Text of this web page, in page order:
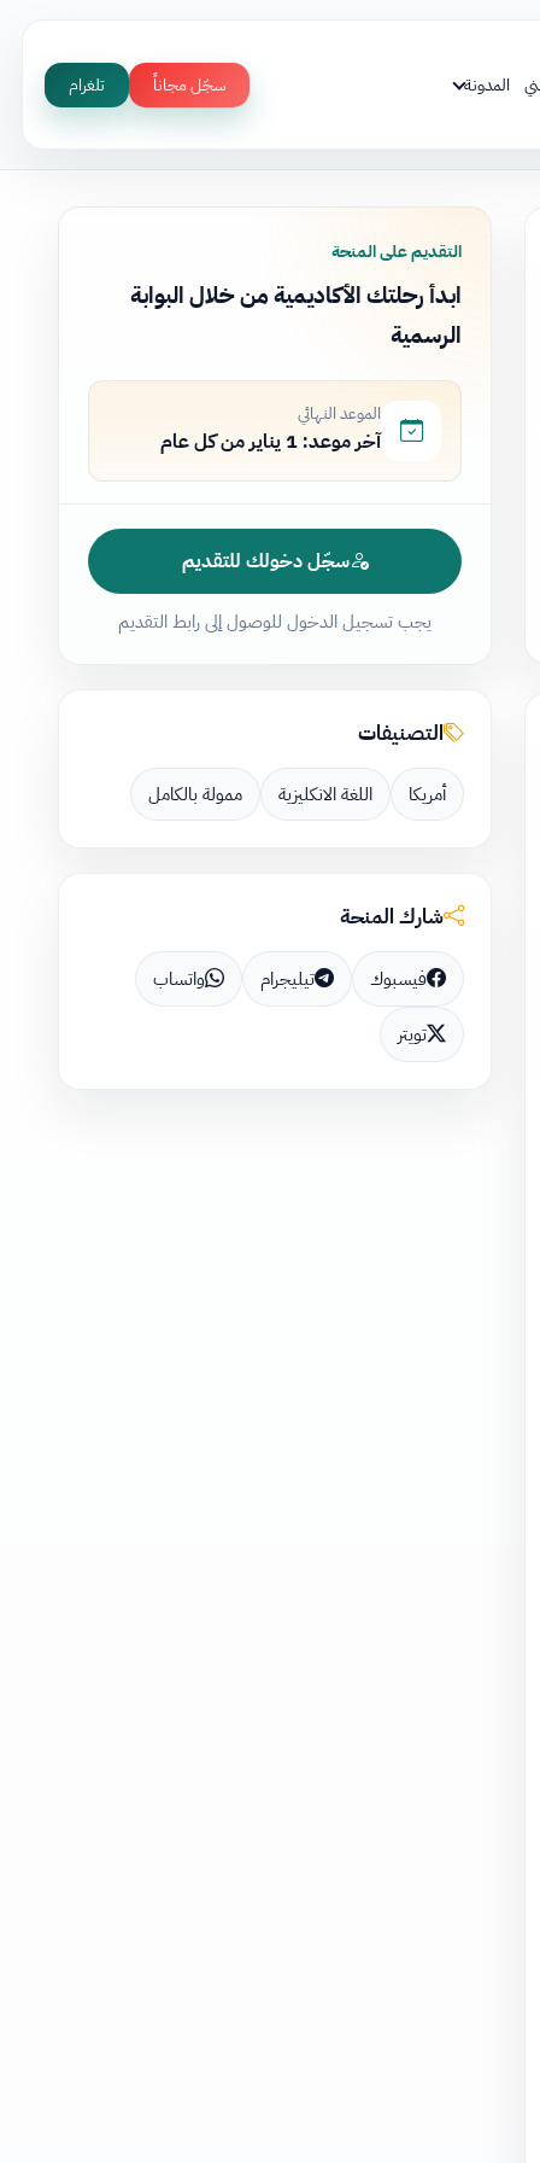
المدونة سجّل مجاناً تلغرام
التقديم على المنحة
ابدأ رحلتك الأكاديمية من خلال البوابة
الرسمية
الموعد النهائي
آخر موعد: 1 يناير من كل عام
سجّل دخولك للتقديم
يجب تسجيل الدخول للوصول إلى رابط التقديم
التصنيفات
أمريكا اللغة الانكليزية ممولة بالكامل
شارك المنحة
فيسبوك تيليجرام واتساب
تويتر